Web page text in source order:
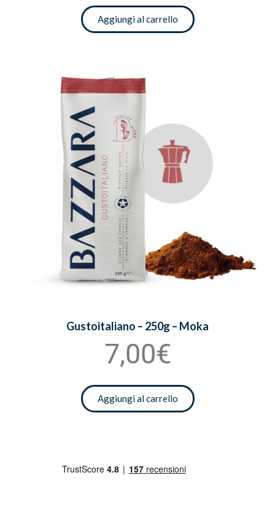
Aggiungi al carrello
Gustoitaliano – 250g – Moka
7,00€
Aggiungi al carrello